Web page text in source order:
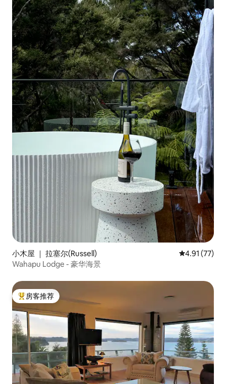
小木屋 ｜ 拉塞尔(Russell) 平均评分
4.91 (77)
Wahapu Lodge - 豪华海景
热门「房客推荐」
房客推荐